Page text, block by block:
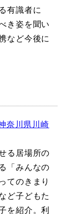
有識者に
き姿を聞い
など今後に
奈川県川崎
る居場所の
「みんなの
てのきまり
ど子どもた
を紹介。利